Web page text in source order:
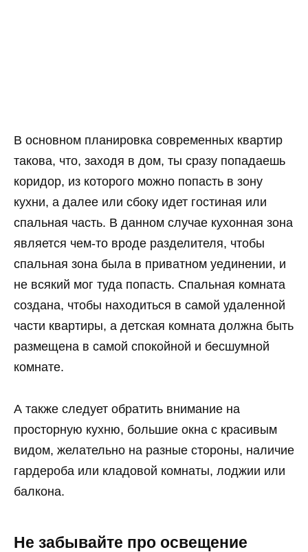
В основном планировка современных квартир
такова, что, заходя в дом, ты сразу попадаешь
коридор, из которого можно попасть в зону
кухни, а далее или сбоку идет гостиная или
спальная часть. В данном случае кухонная зона
является чем-то вроде разделителя, чтобы
спальная зона была в приватном уединении, и
не всякий мог туда попасть. Спальная комната
создана, чтобы находиться в самой удаленной
части квартиры, а детская комната должна быть
размещена в самой спокойной и бесшумной
комнате.
А также следует обратить внимание на
просторную кухню, большие окна c красивым
видом, желательно на разные стороны, наличие
гардероба или кладовой комнаты, лоджии или
балкона.
Не забывайте про освещение